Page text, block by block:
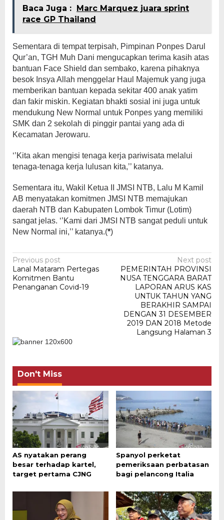
Baca Juga : Marc Marquez juara sprint
race GP Thailand
Sementara di tempat terpisah, Pimpinan Ponpes Darul
Qur’an, TGH Muh Dani mengucapkan terima kasih atas
bantuan Face Shield dan sembako, karena pihaknya
besok Insya Allah menggelar Haul Majemuk yang juga
memberikan bantuan kepada sekitar 400 anak yatim
dan fakir miskin. Kegiatan bhakti sosial ini juga untuk
mendukung New Normal untuk Ponpes yang memiliki
SMK dan 2 sekolah di pinggir pantai yang ada di
Kecamatan Jerowaru.
‘’Kita akan mengisi tenaga kerja pariwisata melalui
tenaga-tenaga kerja lulusan kita,’’ katanya.
Sementara itu, Wakil Ketua II JMSI NTB, Lalu M Kamil
AB menyatakan komitmen JMSI NTB memajukan
daerah NTB dan Kabupaten Lombok Timur (Lotim)
sangat jelas. ‘’Kami dari JMSI NTB sangat peduli untuk
New Normal ini,’’ katanya.(*)
Post
navigation
Previous post
Lanal Mataram Pertegas
Komitmen Bantu
Penanganan Covid-19
Next post
PEMERINTAH PROVINSI
NUSA TENGGARA BARAT
LAPORAN ARUS KAS
UNTUK TAHUN YANG
BERAKHIR SAMPAI
DENGAN 31 DESEMBER
2019 DAN 2018 Metode
Langsung Halaman 3
Don't Miss
AS nyatakan perang
besar terhadap kartel,
target pertama CJNG
Spanyol perketat
pemeriksaan perbatasan
bagi pelancong Italia